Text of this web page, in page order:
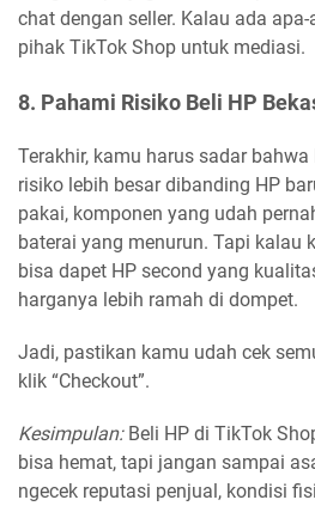
chat dengan seller. Kalau ada
pihak TikTok Shop untuk mediasi.
8. Pahami Risiko Beli HP
Terakhir, kamu harus sadar
risiko lebih besar dibanding HP
pakai, komponen yang udah
baterai yang menurun. Tapi kalau
bisa dapet HP second yang
harganya lebih ramah di dompet.
Jadi, pastikan kamu udah cek
klik “Checkout”.
Kesimpulan: Beli HP di TikTok
bisa hemat, tapi jangan sampai
ngecek reputasi penjual, kondisi